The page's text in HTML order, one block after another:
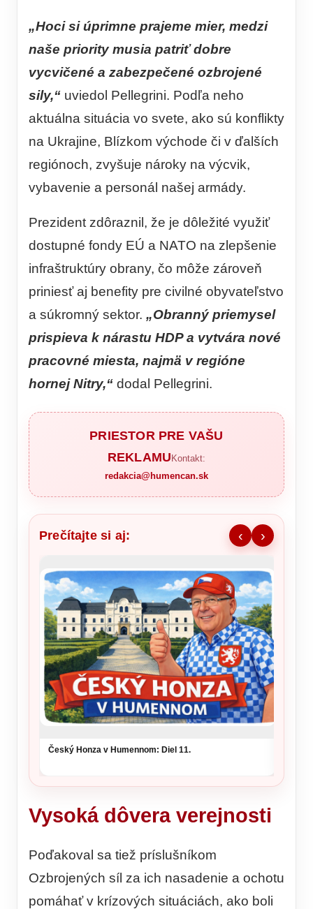
„Hoci si úprimne prajeme mier, medzi
naše priority musia patriť dobre
vycvičené a zabezpečené ozbrojené
sily,“ uviedol Pellegrini. Podľa neho
aktuálna situácia vo svete, ako sú konflikty
na Ukrajine, Blízkom východe či v ďalších
regiónoch, zvyšuje nároky na výcvik,
vybavenie a personál našej armády.
Prezident zdôraznil, že je dôležité využiť
dostupné fondy EÚ a NATO na zlepšenie
infraštruktúry obrany, čo môže zároveň
priniesť aj benefity pre civilné obyvateľstvo
a súkromný sektor. „Obranný priemysel
prispieva k nárastu HDP a vytvára nové
pracovné miesta, najmä v regióne
hornej Nitry,“ dodal Pellegrini.
PRIESTOR PRE VAŠU
REKLAMU Kontakt:
redakcia@humencan.sk
Prečítajte si aj: ‹ ›
Český Honza v Humennom: Diel 11.
Vysoká dôvera verejnosti
Poďakoval sa tiež príslušníkom
Ozbrojených síl za ich nasadenie a ochotu
pomáhať v krízových situáciách, ako boli